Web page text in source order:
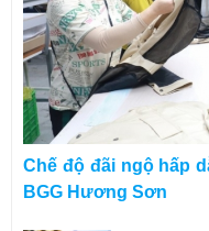
Chế độ đãi ngộ hấp
BGG Hương Sơn